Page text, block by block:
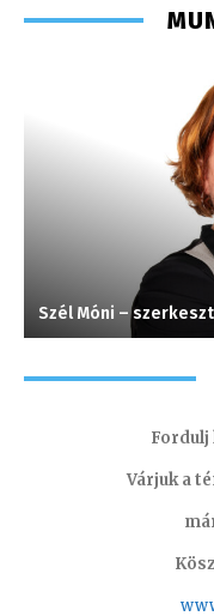
Szél Móni –
Fordulj
Várjuk a